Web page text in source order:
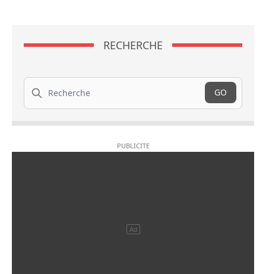
RECHERCHE
Recherche
GO